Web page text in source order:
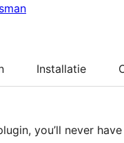
Installatie
you’ll never